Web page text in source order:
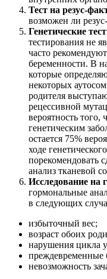
Тест на резус-
возможен ли
Генетические
тестирования не
часто
беременности. В
которые
некоторых
родителя
рецессивной
вероятность того,
генетическим
остается 75%
ходе
порекомендовать
анализ тканевой
Исследование на
гормональные
в следующих
избыточный вес;
возраст обоих
нарушения цикла
преждевременные
невозможность